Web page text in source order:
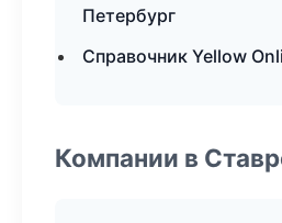
Петербург
Справочник Yellow
Компании в